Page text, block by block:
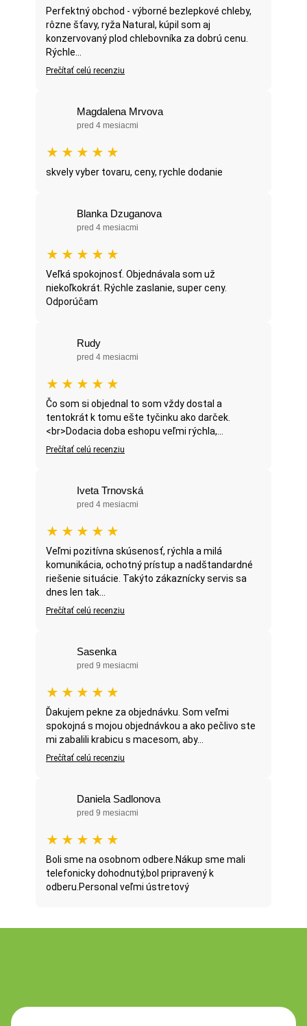
Perfektný obchod - výborné bezlepkové chleby,
rôzne šťavy, ryža Natural, kúpil som aj
konzervovaný plod chlebovníka za dobrú cenu.
Rýchle...
Prečítať celú recenziu
Magdalena Mrvova
pred 4 mesiacmi
★ ★ ★ ★ ★
skvely vyber tovaru, ceny, rychle dodanie
Blanka Dzuganova
pred 4 mesiacmi
★ ★ ★ ★ ★
Veľká spokojnosť. Objednávala som už
niekoľkokrát. Rýchle zaslanie, super ceny.
Odporúčam
Rudy
pred 4 mesiacmi
★ ★ ★ ★ ★
Čo som si objednal to som vždy dostal a
tentokrát k tomu ešte tyčinku ako darček.
<br>Dodacia doba eshopu veľmi rýchla,...
Prečítať celú recenziu
Iveta Trnovská
pred 4 mesiacmi
★ ★ ★ ★ ★
Veľmi pozitívna skúsenosť, rýchla a milá
komunikácia, ochotný prístup a nadštandardné
riešenie situácie. Takýto zákaznícky servis sa
dnes len tak...
Prečítať celú recenziu
Sasenka
pred 9 mesiacmi
★ ★ ★ ★ ★
Ďakujem pekne za objednávku. Som veľmi
spokojná s mojou objednávkou a ako pečlivo ste
mi zabalili krabicu s macesom, aby...
Prečítať celú recenziu
Daniela Sadlonova
pred 9 mesiacmi
★ ★ ★ ★ ★
Boli sme na osobnom odbere.Nákup sme mali
telefonicky dohodnutý,bol pripravený k
odberu.Personal veľmi ústretový